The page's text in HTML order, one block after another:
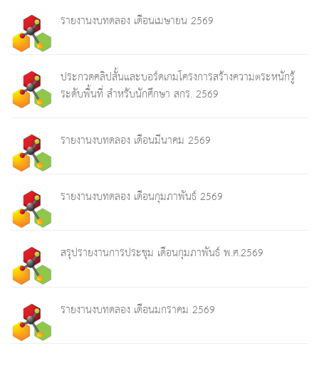
รายงานงบทดลอง เดือนเมษายน 2569
ประกวดคลิปสั้นและบอร์ดเกมโครงการสร้างความตระหนักรู้
ระดับพื้นที่ สำหรับนักศึกษา สกร. 2569
รายงานงบทดลอง เดือนมีนาคม 2569
รายงานงบทดลอง เดือนกุมภาพันธ์ 2569
สรุปรายงานการประชุม เดือนกุมภาพันธ์ พ.ศ.2569
รายงานงบทดลอง เดือนมกราคม 2569